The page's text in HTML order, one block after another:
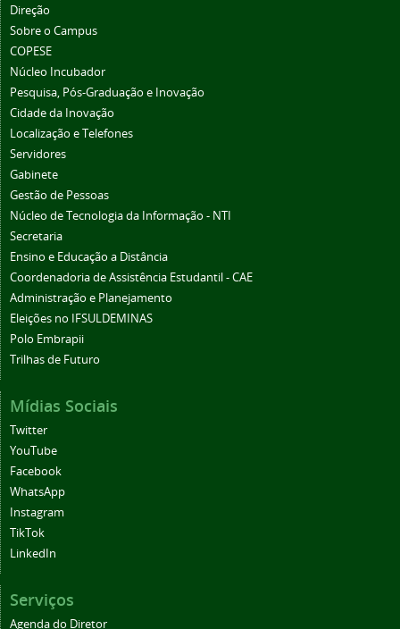
Direção
Sobre o Campus
COPESE
Núcleo Incubador
Pesquisa, Pós-Graduação e Inovação
Cidade da Inovação
Localização e Telefones
Servidores
Gabinete
Gestão de Pessoas
Núcleo de Tecnologia da Informação - NTI
Secretaria
Ensino e Educação a Distância
Coordenadoria de Assistência Estudantil - CAE
Administração e Planejamento
Eleições no IFSULDEMINAS
Polo Embrapii
Trilhas de Futuro
Mídias Sociais
Twitter
YouTube
Facebook
WhatsApp
Instagram
TikTok
LinkedIn
Serviços
Agenda do Diretor